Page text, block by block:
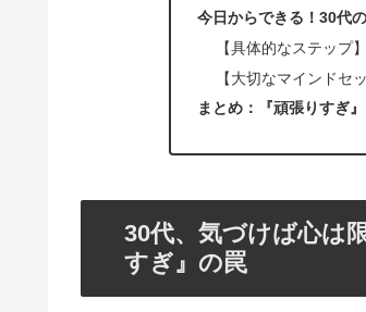
今日からできる！30代
【具体的なステップ】
【大切なマインドセッ
まとめ：『頑張りすぎ
30代、気づけば心は
すぎ』の罠